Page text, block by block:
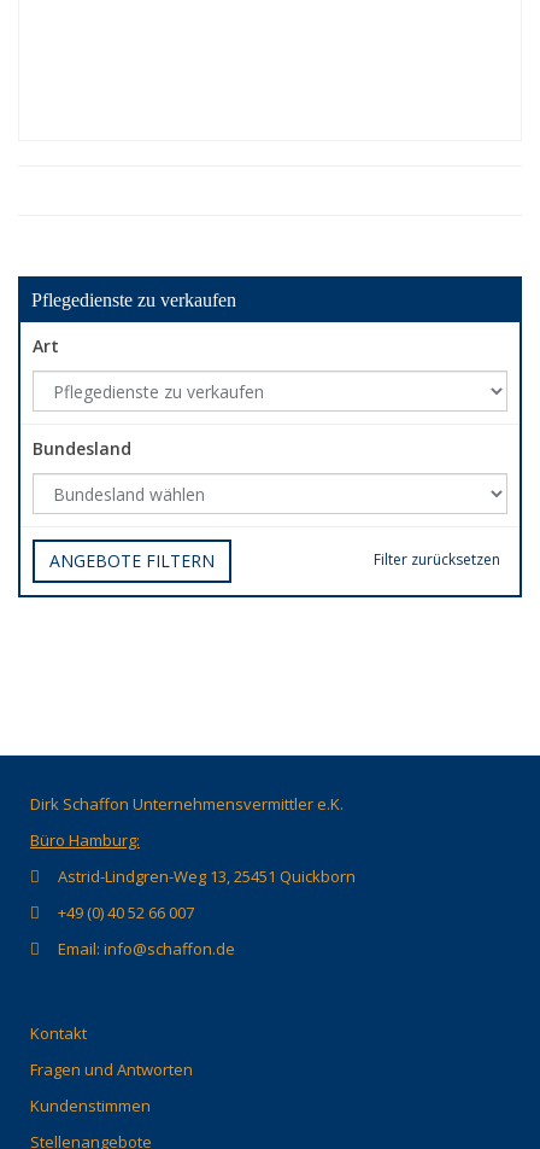
Pflegedienste zu verkaufen
Art
Bundesland
Filter zurücksetzen
ANGEBOTE FILTERN
Dirk Schaffon Unternehmensvermittler e.K.
Büro Hamburg:
Astrid-Lindgren-Weg 13, 25451 Quickborn
+49 (0) 40 52 66 007
Email: info@schaffon.de
Kontakt
Fragen und Antworten
Kundenstimmen
Stellenangebote